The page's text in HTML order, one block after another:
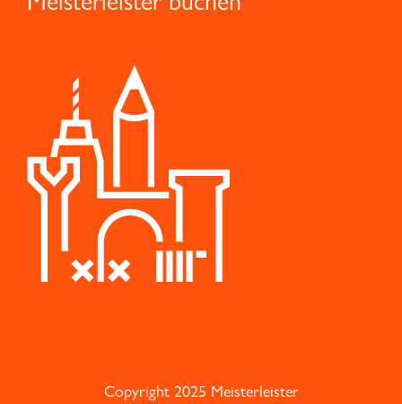
Copyright 2025 Meisterleister